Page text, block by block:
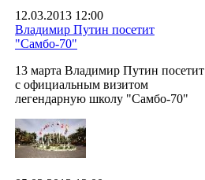
12.03.2013 12:00
Владимир Путин посетит
"Самбо-70"
13 марта Владимир Путин посетит
с официальным визитом
легендарную школу "Самбо-70"